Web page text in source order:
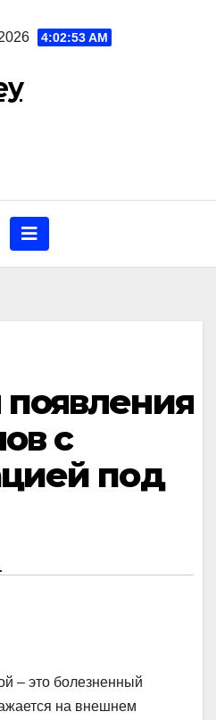
4:02:54 AM
с
под
– это болезненный
на внешнем